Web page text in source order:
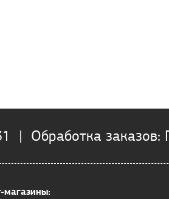
| Обработка заказов:
магазины: